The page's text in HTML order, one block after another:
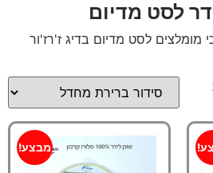
לסט מדיום
מומלצים לסט מדיום בדיג ז'רז'ור
מבצע!